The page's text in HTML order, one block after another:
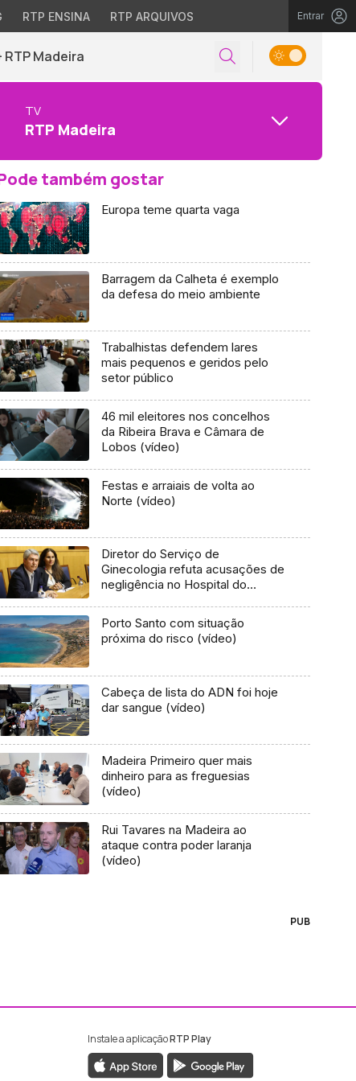
RTP ENSINA RTP ARQUIVOS Entrar
RTP Madeira
TV
RTP Madeira
também gostar
Europa teme quarta vaga
Barragem da Calheta é exemplo
da defesa do meio ambiente
Trabalhistas defendem lares
mais pequenos e geridos pelo
setor público
46 mil eleitores nos concelhos
da Ribeira Brava e Câmara de
Lobos (vídeo)
Festas e arraiais de volta ao
Norte (vídeo)
Diretor do Serviço de
Ginecologia refuta acusações de
negligência no Hospital do
Porto Santo com situação
próxima do risco (vídeo)
Cabeça de lista do ADN foi hoje
dar sangue (vídeo)
Madeira Primeiro quer mais
dinheiro para as freguesias
(vídeo)
Rui Tavares na Madeira ao
ataque contra poder laranja
(vídeo)
PUB
da RTP Madeira
da RTP Madeira
Instale a aplicaçãoRTP Play